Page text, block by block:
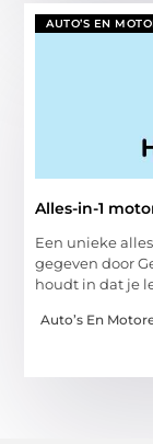
AUTO’S EN
Alles-in-1
Een unieke
gegeven door
houdt in dat je
Auto’s En